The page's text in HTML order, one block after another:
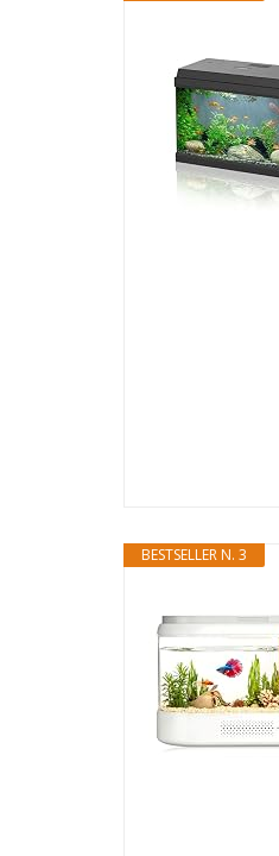
BESTSELLER N. 3